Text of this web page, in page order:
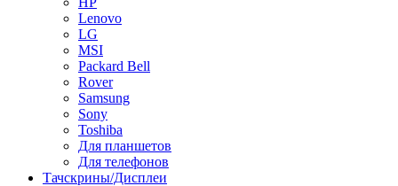
Lenovo
LG
MSI
Packard Bell
Rover
Samsung
Sony
Toshiba
Для планшетов
Для телефонов
Тачскрины/Дисплеи